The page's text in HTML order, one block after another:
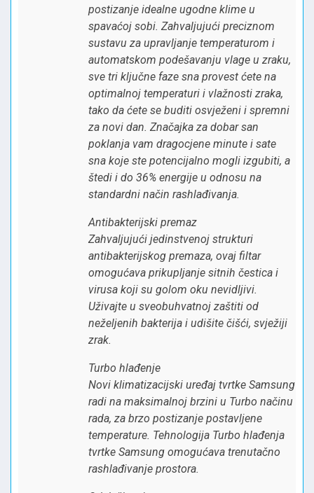
postizanje idealne ugodne klime u
spavaćoj sobi. Zahvaljujući preciznom
sustavu za upravljanje temperaturom i
automatskom podešavanju vlage u zraku,
sve tri ključne faze sna provest ćete na
optimalnoj temperaturi i vlažnosti zraka,
tako da ćete se buditi osvježeni i spremni
za novi dan. Značajka za dobar san
poklanja vam dragocjene minute i sate
sna koje ste potencijalno mogli izgubiti, a
štedi i do 36% energije u odnosu na
standardni način rashlađivanja.
Antibakterijski premaz
Zahvaljujući jedinstvenoj strukturi
antibakterijskog premaza, ovaj filtar
omogućava prikupljanje sitnih čestica i
virusa koji su golom oku nevidljivi.
Uživajte u sveobuhvatnoj zaštiti od
neželjenih bakterija i udišite čišći, svježiji
zrak.
Turbo hlađenje
Novi klimatizacijski uređaj tvrtke Samsung
radi na maksimalnoj brzini u Turbo načinu
rada, za brzo postizanje postavljene
temperature. Tehnologija Turbo hlađenja
tvrtke Samsung omogućava trenutačno
rashlađivanje prostora.